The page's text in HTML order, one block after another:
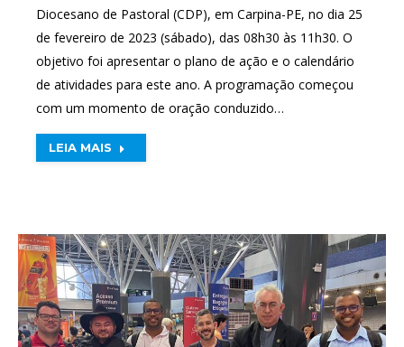
Diocesano de Pastoral (CDP), em Carpina-PE, no dia 25
de fevereiro de 2023 (sábado), das 08h30 às 11h30. O
objetivo foi apresentar o plano de ação e o calendário
de atividades para este ano. A programação começou
com um momento de oração conduzido…
LEIA MAIS